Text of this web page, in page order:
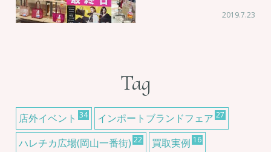
2019.7.23
Tag
店外イベント 34 インポートブランドフェア 27
ハレチカ広場(岡山一番街) 22 買取実例 16